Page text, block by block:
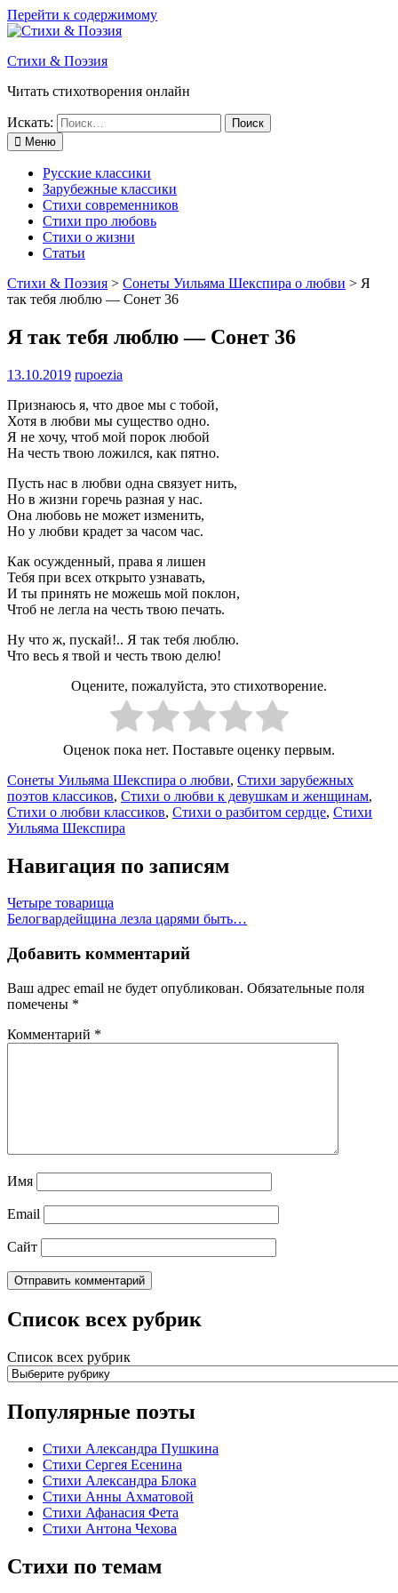
Перейти к содержимому
Стихи & Поэзия
Читать стихотворения онлайн
Искать:
Меню
Русские классики
Зарубежные классики
Стихи современников
Стихи про любовь
Стихи о жизни
Статьи
Стихи & Поэзия > Сонеты Уильяма Шекспира о любви > Я
так тебя люблю — Сонет 36
Я так тебя люблю — Сонет 36
13.10.2019 rupoezia
Признаюсь я, что двое мы с тобой,
Хотя в любви мы существо одно.
Я не хочу, чтоб мой порок любой
На честь твою ложился, как пятно.
Пусть нас в любви одна связует нить,
Но в жизни горечь разная у нас.
Она любовь не может изменить,
Но у любви крадет за часом час.
Как осужденный, права я лишен
Тебя при всех открыто узнавать,
И ты принять не можешь мой поклон,
Чтоб не легла на честь твою печать.
Ну что ж, пускай!.. Я так тебя люблю.
Что весь я твой и честь твою делю!
Оцените, пожалуйста, это стихотворение.
Оценок пока нет. Поставьте оценку первым.
Сонеты Уильяма Шекспира о любви, Стихи зарубежных
поэтов классиков, Стихи о любви к девушкам и женщинам,
Стихи о любви классиков, Стихи о разбитом сердце, Стихи
Уильяма Шекспира
Навигация по записям
Четыре товарища
Белогвардейщина лезла царями быть…
Добавить комментарий
Ваш адрес email не будет опубликован. Обязательные поля
помечены *
Комментарий *
Имя
Email
Сайт
Список всех рубрик
Список всех рубрик
Популярные поэты
Стихи Александра Пушкина
Стихи Сергея Есенина
Стихи Александра Блока
Стихи Анны Ахматовой
Стихи Афанасия Фета
Стихи Антона Чехова
Стихи по темам